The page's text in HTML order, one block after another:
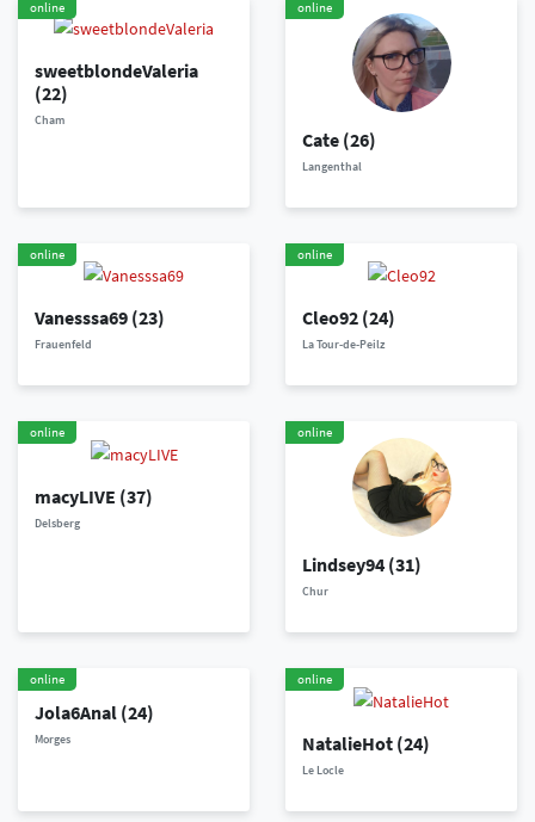
online
sweetblondeValeria
(22)
Cham
online
Cate (26)
Langenthal
online
Vanesssa69 (23)
Frauenfeld
online
Cleo92 (24)
La Tour-de-Peilz
online
macyLIVE (37)
Delsberg
online
Lindsey94 (31)
Chur
online
Jola6Anal (24)
Morges
online
NatalieHot (24)
Le Locle